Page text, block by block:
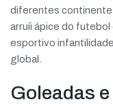
diferentes
arruíi ápice do
esportivo
global.
Goleadas